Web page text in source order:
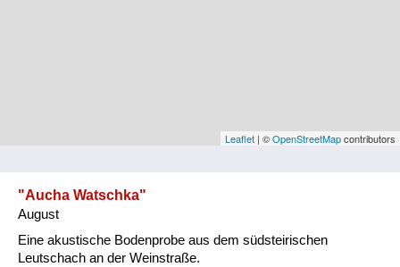
Vorarlberg
Natur und Landwirtschaft
Leaflet | ©OpenStreetMapcontributors
"Aucha Watschka"
August
Eine akustische Bodenprobe aus dem südsteirischen
Leutschach an der Weinstraße.